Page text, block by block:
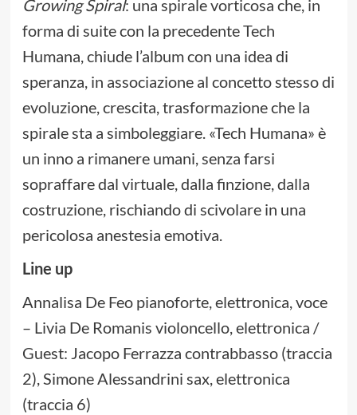
Growing Spiral: una spirale vorticosa che, in
forma di suite con la precedente Tech
Humana, chiude l’album con una idea di
speranza, in associazione al concetto stesso di
evoluzione, crescita, trasformazione che la
spirale sta a simboleggiare. «Tech Humana» è
un inno a rimanere umani, senza farsi
sopraffare dal virtuale, dalla finzione, dalla
costruzione, rischiando di scivolare in una
pericolosa anestesia emotiva.
Line up
Annalisa De Feo pianoforte, elettronica, voce
– Livia De Romanis violoncello, elettronica /
Guest: Jacopo Ferrazza contrabbasso (traccia
2), Simone Alessandrini sax, elettronica
(traccia 6)